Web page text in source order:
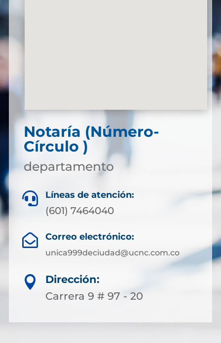
Notaría (Número-
Círculo )
departamento
 Líneas de atención:
(601) 7464040
 Correo electrónico:
unica999deciudad@ucnc.com.co

Dirección:
Carrera 9 # 97 - 20